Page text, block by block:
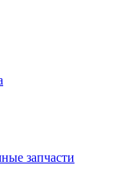
запчасти